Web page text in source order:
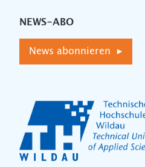
NEWS-ABO
News abonnieren ▸